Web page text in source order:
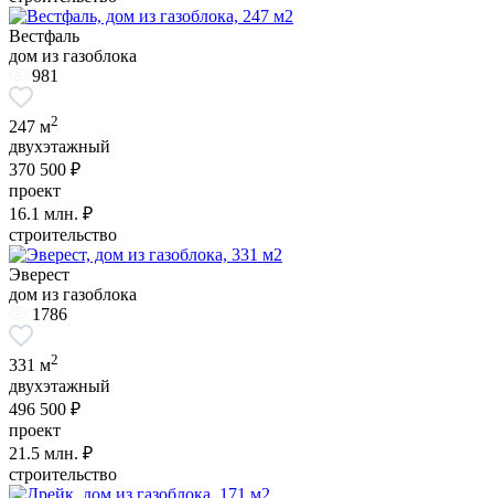
Вестфаль
дом из газоблока
981
247 м2
двухэтажный
370 500 ₽
проект
16.1 млн. ₽
строительство
Эверест
дом из газоблока
1786
331 м2
двухэтажный
496 500 ₽
проект
21.5 млн. ₽
строительство